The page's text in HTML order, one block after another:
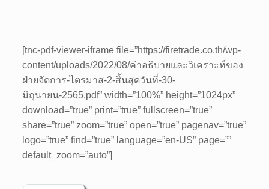
[tnc-pdf-viewer-iframe file=”https://firetrade.co.th/wp-
content/uploads/2022/08/คำอธิบายและวิเคราะห์ของ
ฝ่ายจัดการ-ไตรมาส-2-สิ้นสุดวันที่-30-
มิถุนายน-2565.pdf” width=”100%” height=”1024px”
download=”true” print=”true” fullscreen=”true”
share=”true” zoom=”true” open=”true” pagenav=”true”
logo=”true” find=”true” language=”en-US” page=””
default_zoom=”auto”]